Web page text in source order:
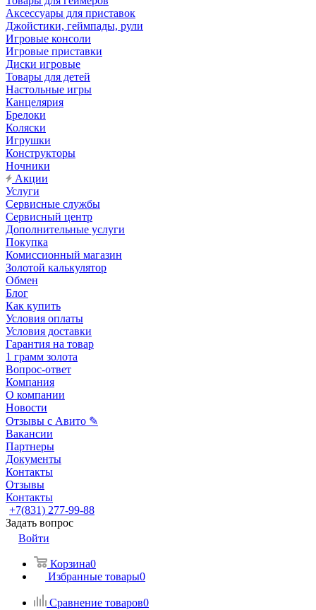
Аксессуары для приставок
Джойстики, геймпады, рули
Игровые консоли
Игровые приставки
Диски игровые
Товары для детей
Настольные игры
Канцелярия
Брелоки
Коляски
Игрушки
Конструкторы
Ночники
Акции
Услуги
Сервисные службы
Сервисный центр
Дополнительные услуги
Покупка
Комиссионный магазин
Золотой калькулятор
Обмен
Блог
Как купить
Условия оплаты
Условия доставки
Гарантия на товар
1 грамм золота
Вопрос-ответ
Компания
О компании
Новости
Отзывы с Авито ✎
Вакансии
Партнеры
Документы
Контакты
Отзывы
Контакты
+7(831) 277-99-88
Задать вопрос
Войти
Корзина0
Избранные товары0
Сравнение товаров0